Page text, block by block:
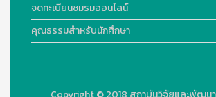
จดทะเบียนชมรมออนไลน์
คุณธรรมสำหรับนักศึกษา